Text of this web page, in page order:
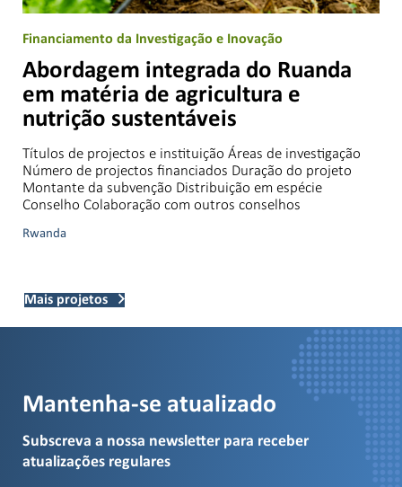
Financiamento da Investigação e Inovação
Abordagem integrada do Ruanda
em matéria de agricultura e
nutrição sustentáveis
Títulos de projectos e instituição Áreas de investigação
Número de projectos financiados Duração do projeto
Montante da subvenção Distribuição em espécie
Conselho Colaboração com outros conselhos
Rwanda
Mais projetos
Mantenha-se atualizado
Subscreva a nossa newsletter para receber
atualizações regulares